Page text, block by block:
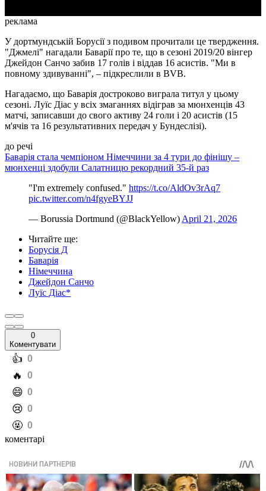
реклама
У дортмундській Борусії з подивом прочитали це твердження.
"Джмелі" нагадали Баварії про те, що в сезоні 2019/20 вінгер
Джейдон Санчо забив 17 голів і віддав 16 асистів. "Ми в
повному здивуванні", – підкреслили в BVB.
Нагадаємо, що Баварія достроково виграла титул у цьому
сезоні. Луїс Діас у всіх змаганнях відіграв за мюнхенців 43
матчі, записавши до свого активу 24 голи і 20 асистів (15
м'ячів та 16 результативних передач у Бундеслізі).
до речі
Баварія стала чемпіоном Німеччини за 4 тури до фінішу –
мюнхенці здобули Салатницю рекордний 35-й раз
"I'm extremely confused." https://t.co/AldOv3rAq7
pic.twitter.com/n4fgyeBYJJ
— Borussia Dortmund (@BlackYellow)April 21, 2026
Читайте ще:
Борусія Д
Баварія
Німеччина
Джейдон Санчо
Луїс Діас*
0
Коментувати
️👍 0
️🔥 0
️😄 0
️😢 0
️🤬 0
коментарі